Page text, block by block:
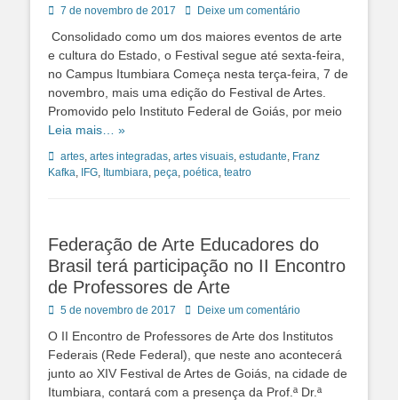
Posted
7 de novembro de 2017 Deixe um comentário
Consolidado como um dos maiores eventos de arte
e cultura do Estado, o Festival segue até sexta-feira,
no Campus Itumbiara Começa nesta terça-feira, 7 de
novembro, mais uma edição do Festival de Artes.
Promovido pelo Instituto Federal de Goiás, por meio
Leia mais… »
Tags:artes, artes integradas, artes visuais, estudante, Franz
Kafka, IFG, Itumbiara, peça, poética, teatro
Federação de Arte Educadores do
Brasil terá participação no II Encontro
de Professores de Arte
Posted
5 de novembro de 2017 Deixe um comentário
O II Encontro de Professores de Arte dos Institutos
Federais (Rede Federal), que neste ano acontecerá
junto ao XIV Festival de Artes de Goiás, na cidade de
Itumbiara, contará com a presença da Prof.ª Dr.ª